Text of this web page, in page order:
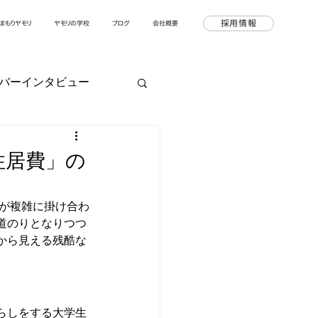
もりヤモリ ヤモリの学校 ブログ 会社概要 採用情報
ーインタビュー
費」の
複雑に掛け合わ
のりとなりつつ
ら見える残酷な
しをする大学生